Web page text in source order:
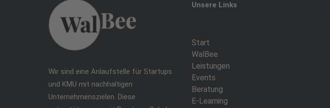
Wir sind eine Anlaufstelle für Startups
und KMU mit nachhaltigen
Unternehmenszielen. Diese
Unsere Links
Start
WalBee
Leistungen
Events
Beratung
E-Learning